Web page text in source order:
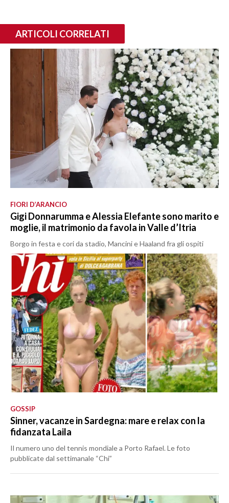
ARTICOLI CORRELATI
FIORI D’ARANCIO
Gigi Donnarumma e Alessia Elefante sono marito e
moglie, il matrimonio da favola in Valle d’Itria
Borgo in festa e cori da stadio, Mancini e Haaland fra gli ospiti
GOSSIP
Sinner, vacanze in Sardegna: mare e relax con la
fidanzata Laila
Il numero uno del tennis mondiale a Porto Rafael. Le foto
pubblicate dal settimanale “Chi”